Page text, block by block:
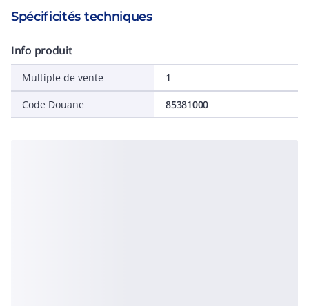
Spécificités techniques
Info produit
Multiple de vente 1
Code Douane 85381000